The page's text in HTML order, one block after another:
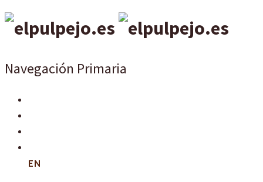
Navegación Primaria
EN